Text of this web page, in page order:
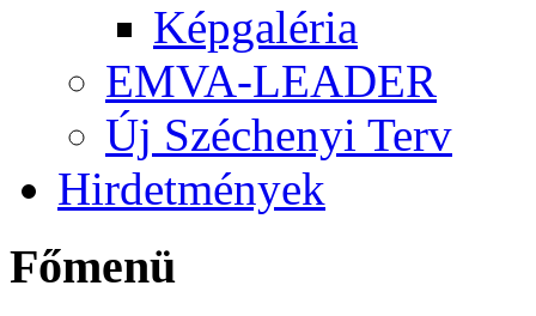
Képgaléria
EMVA-LEADER
Új Széchenyi Terv
Hirdetmények
Főmenü